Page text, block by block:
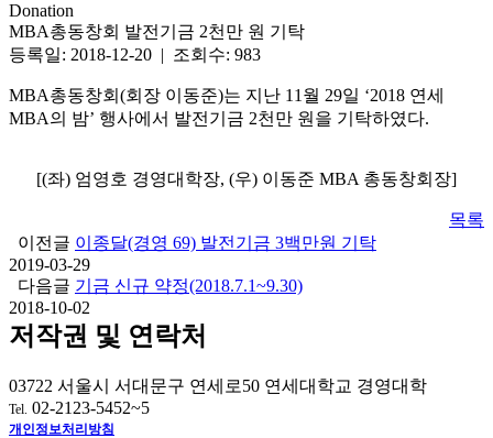
Donation
MBA총동창회 발전기금 2천만 원 기탁
등록일: 2018-12-20 | 조회수: 983
MBA총동창회(회장 이동준)는 지난 11월 29일 ‘2018 연세
MBA의 밤’ 행사에서 발전기금 2천만 원을 기탁하였다.
[(좌) 엄영호 경영대학장, (우) 이동준 MBA 총동창회장]
목록
이전글 이종달(경영 69) 발전기금 3백만원 기탁
2019-03-29
다음글 기금 신규 약정(2018.7.1~9.30)
2018-10-02
저작권 및 연락처
03722 서울시 서대문구 연세로50 연세대학교 경영대학
Tel. 02-2123-5452~5
개인정보처리방침